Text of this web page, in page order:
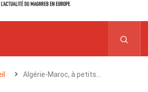
Algérie-Maroc, à petits…